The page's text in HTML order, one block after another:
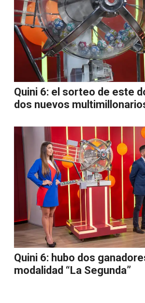
Quini 6: el sorteo de este
dos nuevos
Quini 6: hubo dos
modalidad “La Segunda”